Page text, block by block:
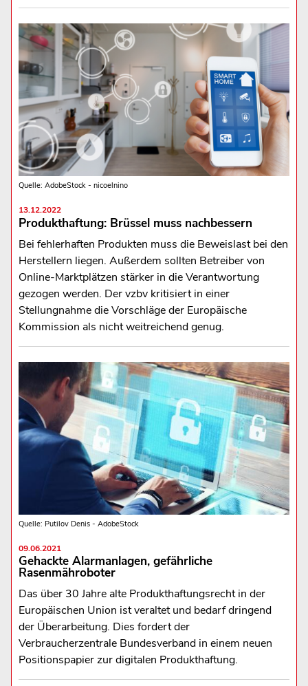
Quelle: AdobeStock - nicoelnino
13.12.2022
Produkthaftung: Brüssel muss nachbessern
Bei fehlerhaften Produkten muss die Beweislast bei den
Herstellern liegen. Außerdem sollten Betreiber von
Online-Marktplätzen stärker in die Verantwortung
gezogen werden. Der vzbv kritisiert in einer
Stellungnahme die Vorschläge der Europäische
Kommission als nicht weitreichend genug.
Quelle: Putilov Denis - AdobeStock
09.06.2021
Gehackte Alarmanlagen, gefährliche
Rasenmähroboter
Das über 30 Jahre alte Produkthaftungsrecht in der
Europäischen Union ist veraltet und bedarf dringend
der Überarbeitung. Dies fordert der
Verbraucherzentrale Bundesverband in einem neuen
Positionspapier zur digitalen Produkthaftung.